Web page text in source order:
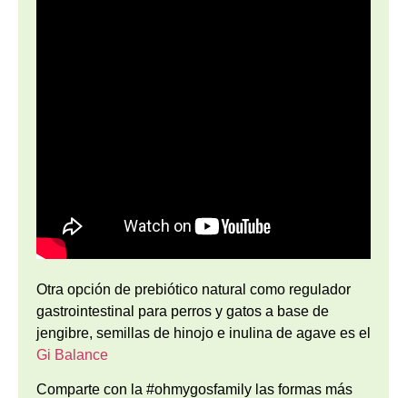
Otra opción de prebiótico natural como regulador
gastrointestinal para perros y gatos a base de
jengibre, semillas de hinojo e inulina de agave es el
Gi Balance
Comparte con la #ohmygosfamily las formas más